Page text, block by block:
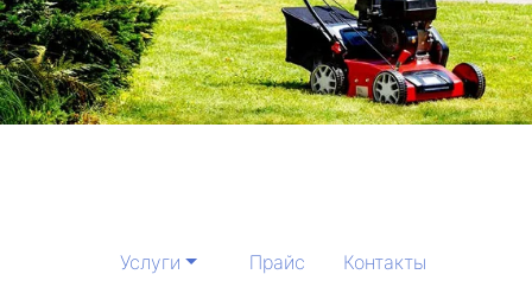
Услуги Прайс Контакты